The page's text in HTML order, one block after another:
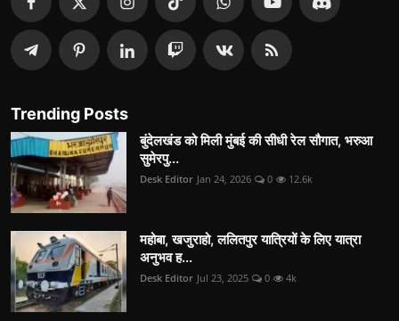
Trending Posts
बुंदेलखंड को मिली मुंबई की सीधी रेल सौगात, भरुआ
सुमेरपु...
Desk Editor Jan 24, 2026 0 12.6k
महोबा, खजुराहो, ललितपुर यात्रियों के लिए यात्रा
अनुभव ह...
Desk Editor Jul 23, 2025 0 4k